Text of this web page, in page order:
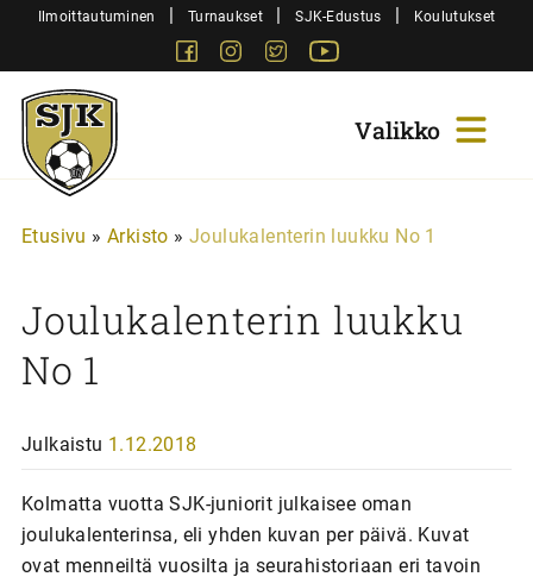
SiirryIlmoittautuminen | Turnaukset | SJK-Edustus | Koulutukset
FacebookInstagram
Twitter
Sjk-
Juniorit
Etusivu » Arkisto » Joulukalenterin luukku No 1
Joulukalenterin luukku
No 1
Julkaistu 1.12.2018
Kolmatta vuotta SJK-juniorit julkaisee oman
joulukalenterinsa, eli yhden kuvan per päivä. Kuvat
ovat menneiltä vuosilta ja seurahistoriaan eri tavoin